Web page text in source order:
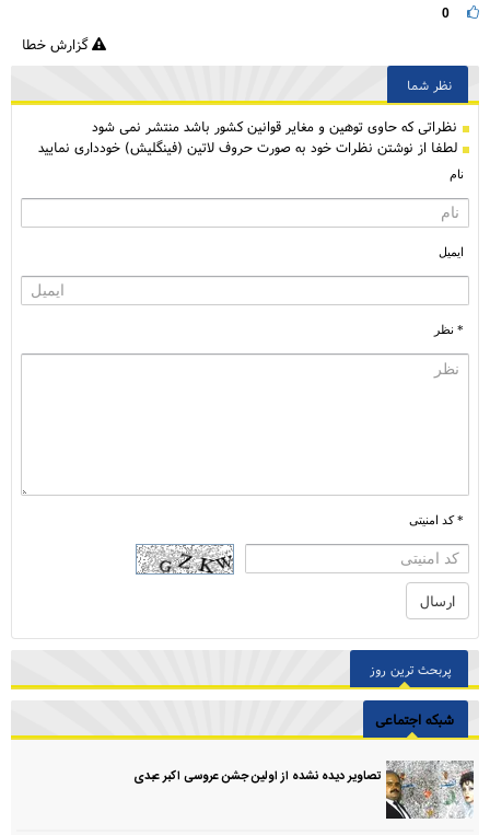
0
گزارش خطا
نظر شما
نظراتی كه حاوی توهین و مغایر قوانین کشور باشد منتشر نمی شود
لطفا از نوشتن نظرات خود به صورت حروف لاتین (فینگلیش) خودداری نمایید
نام
ایمیل
* نظر
* کد امنیتی
پربحث ترین روز
شبکه اجتماعی
تصاویر دیده نشده از اولین جشن عروسی اکبر عبدی